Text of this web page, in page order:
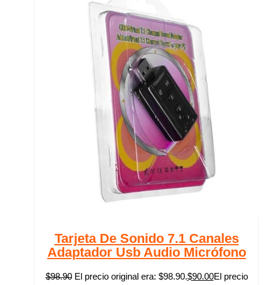
Tarjeta De Sonido 7.1 Canales
Adaptador Usb Audio Micrófono
$98.90 El precio original era: $98.90.$90.00El precio